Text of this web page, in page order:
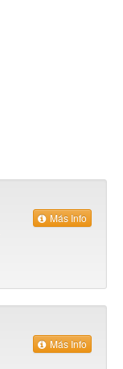
Más Info
Más Info